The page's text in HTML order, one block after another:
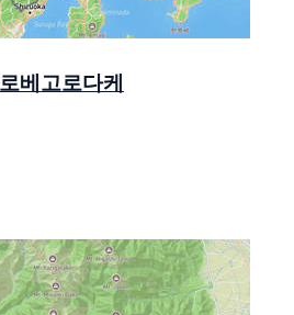
베고로다케